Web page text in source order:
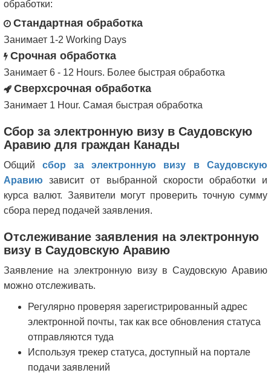
обработки:
Стандартная обработка
Занимает 1-2 Working Days
Срочная обработка
Занимает 6 - 12 Hours. Более быстрая обработка
Сверхсрочная обработка
Занимает 1 Hour. Самая быстрая обработка
Сбор за электронную визу в Саудовскую
Аравию для граждан Канады
Общийсбор за электронную визу в Саудовскую
Аравию зависит от выбранной скорости обработки и
курса валют. Заявители могут проверить точную сумму
сбора перед подачей заявления.
Отслеживание заявления на электронную
визу в Саудовскую Аравию
Заявление на электронную визу в Саудовскую Аравию
можно отслеживать.
Регулярно проверяя зарегистрированный адрес
электронной почты, так как все обновления статуса
отправляются туда
Используя трекер статуса, доступный на портале
подачи заявлений